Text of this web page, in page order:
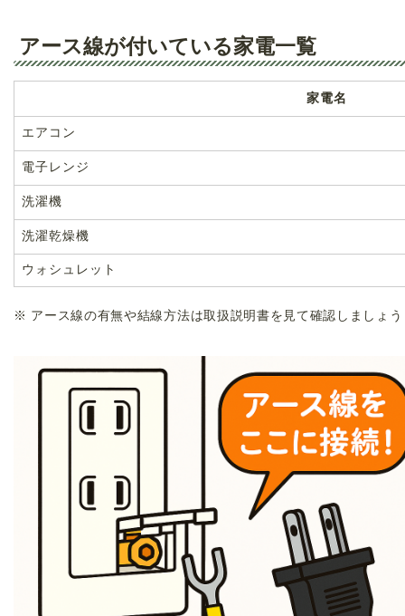
アース線が付いている家電一覧
家電名
エアコン
電子レンジ
洗濯機
洗濯乾燥機
ウォシュレット
※ アース線の有無や結線方法は取扱説明書を見て確認しましょう